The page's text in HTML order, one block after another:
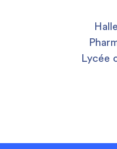
Lycée